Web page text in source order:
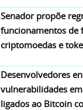
Senador propõe
funcionamentos de
criptomoedas e
Desenvolvedores
vulnerabilidades
ligados ao Bitcoin